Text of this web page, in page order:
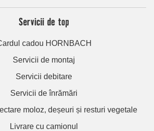
Servicii de top
cadou HORNBACH
Servicii de montaj
Servicii debitare
Servicii de înrămări
moloz, deșeuri și resturi vegetale
Livrare cu camionul